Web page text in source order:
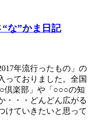
な”かま日記
年流行ったもの」の
っておりました。全国
倶楽部」や「○○○の知
・・・どんどん広がる
けていきたいと思って